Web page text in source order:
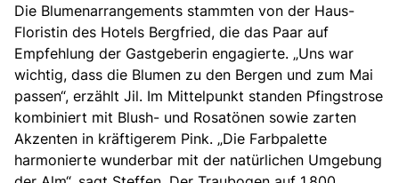
Die Blumenarrangements stammten von der Haus-
Floristin des Hotels Bergfried, die das Paar auf
Empfehlung der Gastgeberin engagierte. „Uns war
wichtig, dass die Blumen zu den Bergen und zum Mai
passen“, erzählt Jil. Im Mittelpunkt standen Pfingstrose
kombiniert mit Blush- und Rosatönen sowie zarten
Akzenten in kräftigerem Pink. „Die Farbpalette
harmonierte wunderbar mit der natürlichen Umgebung